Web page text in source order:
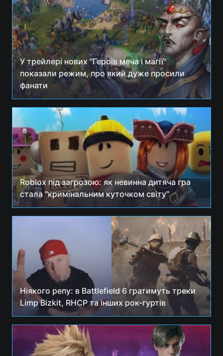
У трейлері нових "Героїв меча і магії"
показали режим, про який дуже просили
фанати
Roblox під загрозою: як невинна дитяча гра
стала "кримінальним куточком світу"
Ніякого репу: в Battlefield 6 гратимуть треки
Limp Bizkit, RHCP та інших рок-гуртів